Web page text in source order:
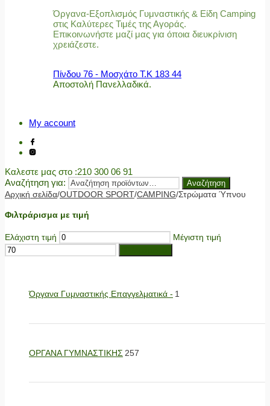
Όργανα-Εξοπλισμός Γυμναστικής & Είδη Camping
στις Καλύτερες Τιμές της Αγοράς.
Επικοινωνήστε μαζί μας για όποια διευκρίνιση
χρειάζεστε.
Πίνδου 76 - Μοσχάτο Τ.Κ 183 44
Αποστολή Πανελλαδικά.
My account
Καλεστε μας στο :210 300 06 91
Αναζήτηση για:
Αναζήτηση
Αρχική σελίδα/OUTDOOR SPORT/CAMPING/Στρώματα Ύπνου
Φιλτράρισμα με τιμή
Ελάχιστη τιμή Μέγιστη τιμή
Όργανα Γυμναστικής Επαγγελματικά - 1
ΟΡΓΑΝΑ ΓΥΜΝΑΣΤΙΚΗΣ 257